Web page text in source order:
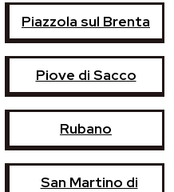
Piazzola sul Brenta
Piove di Sacco
Rubano
San Martino di